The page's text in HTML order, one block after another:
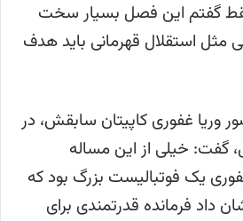
گفتم این فصل بسیار سخت
مثل استقلال قهرمانی باید هدف
وریا غفوری کاپیتان سابقش، در
گفت: خیلی از این مساله
یک فوتبالیست بزرگ بود که
داد فرمانده قدرتمندی برای